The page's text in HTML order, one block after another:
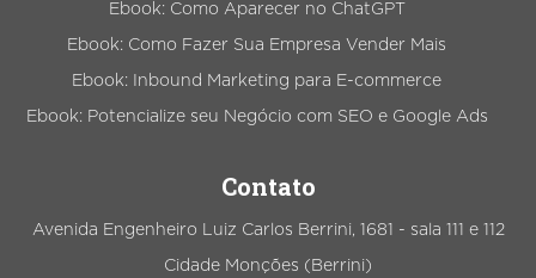
Ebook: Como Aparecer no ChatGPT
Ebook: Como Fazer Sua Empresa Vender Mais
Ebook: Inbound Marketing para E-commerce
Ebook: Potencialize seu Negócio com SEO e Google Ads
Contato
Avenida Engenheiro Luiz Carlos Berrini, 1681 - sala 111 e 112
Cidade Monções (Berrini)